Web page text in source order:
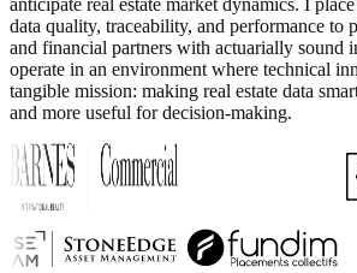
data quality, traceability, and performance to
and financial partners with actuarially sound
operate in an environment where technical
tangible mission: making real estate data
and more useful for decision-making.